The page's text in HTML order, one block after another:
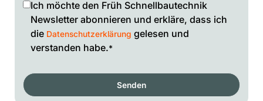
Ich möchte den Früh Schnellbautechnik
Newsletter abonnieren und erkläre, dass ich
die Datenschutzerklärung gelesen und
verstanden habe.*
Senden